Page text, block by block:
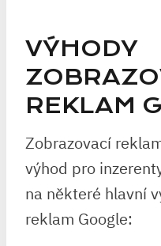
VÝHODY
REKLAM
Zobrazovací
výhod pro
na některé hlavní
reklam Google: